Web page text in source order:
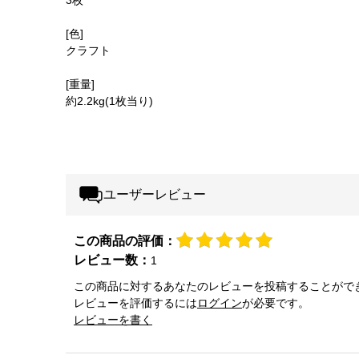
[色]
クラフト
[重量]
約2.2kg(1枚当り)
ユーザーレビュー
この商品の評価：
レビュー数： 1
この商品に対するあなたのレビューを投稿することがで
レビューを評価するにはログインが必要です。
レビューを書く